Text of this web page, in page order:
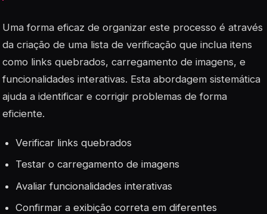
Uma forma eficaz de organizar este processo é através
da criação de uma lista de verificação que inclua itens
como links quebrados, carregamento de imagens, e
funcionalidades interativas. Esta abordagem sistemática
ajuda a identificar e corrigir problemas de forma
eficiente.
Verificar links quebrados
Testar o carregamento de imagens
Avaliar funcionalidades interativas
Confirmar a exibição correta em diferentes